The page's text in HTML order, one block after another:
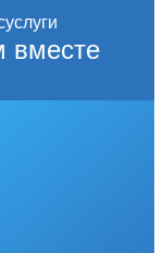
вместе